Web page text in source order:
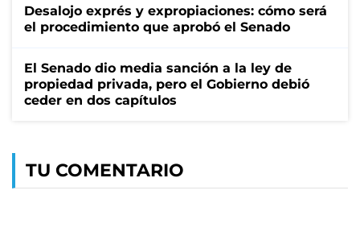
Desalojo exprés y expropiaciones: cómo será
el procedimiento que aprobó el Senado
El Senado dio media sanción a la ley de
propiedad privada, pero el Gobierno debió
ceder en dos capítulos
TU COMENTARIO